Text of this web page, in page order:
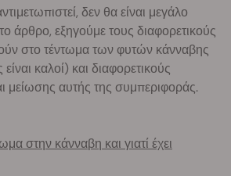
δεν θα είναι μεγάλο
άρθρο, εξηγούμε τους διαφορετικούς
στο τέντωμα των φυτών κάνναβης
καλοί) και διαφορετικούς
μείωσης αυτής της συμπεριφοράς.
στην κάνναβη και γιατί έχει